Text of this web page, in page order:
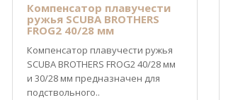
Компенсатор плавучести
ружья SCUBA BROTHERS
FROG2 40/28 мм
Компенсатор плавучести ружья
SCUBA BROTHERS FROG2 40/28 мм
и 30/28 мм предназначен для
подствольного..